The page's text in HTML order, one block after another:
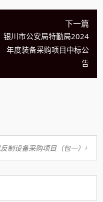
下一篇
银川市公安局特勤局2024
年度装备采购项目中标公
告